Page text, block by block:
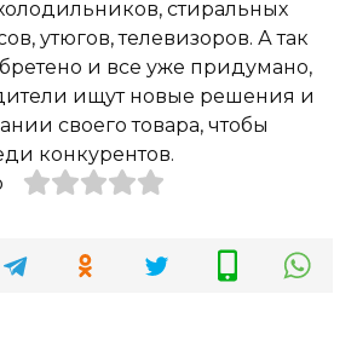
стиральных
утюгов, телевизоров. А так
и все уже придумано,
ищут новые решения и
своего товара, чтобы
конкурентов.